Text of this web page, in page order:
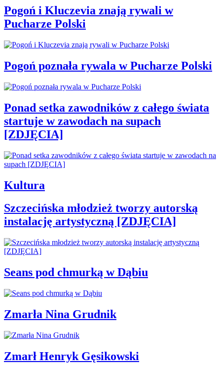
Pogoń i Kluczevia znają rywali w
Pucharze Polski
Pogoń poznała rywala w Pucharze Polski
Ponad setka zawodników z całego świata
startuje w zawodach na supach
[ZDJĘCIA]
Kultura
Szczecińska młodzież tworzy autorską
instalację artystyczną [ZDJĘCIA]
Seans pod chmurką w Dąbiu
Zmarła Nina Grudnik
Zmarł Henryk Gęsikowski